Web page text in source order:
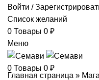
Войти /
Список желаний
0 Товары 0 ₽
Меню
0 Товары 0 ₽
Главная страница »